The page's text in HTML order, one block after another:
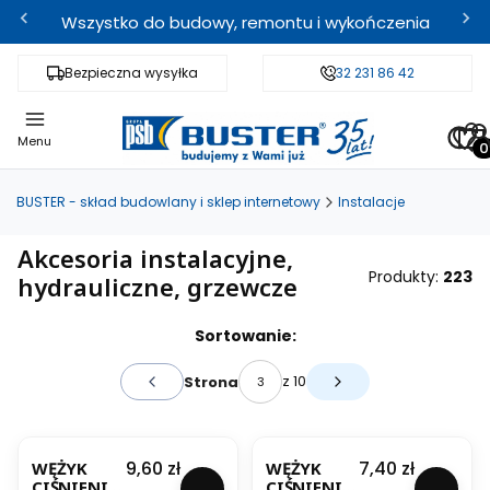
Wszystko do budowy, remontu i wykończenia
Bezpieczna wysyłka Fachowe doradztwo
32 231 86 42
Menu
BUSTER - skład budowlany i sklep internetowy Instalacje
Akcesoria instalacyjne,
hydrauliczne, grzewcze
Produkty: 223
Sortowanie:
Poprzednie produkty
Strona z 10 Następne produkty
WĘŻYK
Cena
9,60 zł
WĘŻYK
Cena
7,40 zł